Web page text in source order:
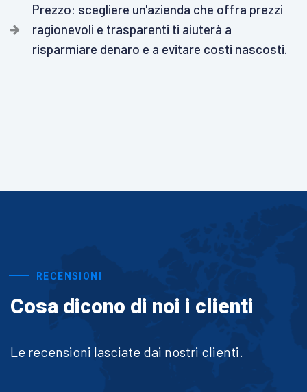
Prezzo: scegliere un'azienda che offra prezzi
ragionevoli e trasparenti ti aiuterà a
risparmiare denaro e a evitare costi nascosti.
RECENSIONI
Cosa dicono di noi i clienti
Le recensioni lasciate dai nostri clienti.